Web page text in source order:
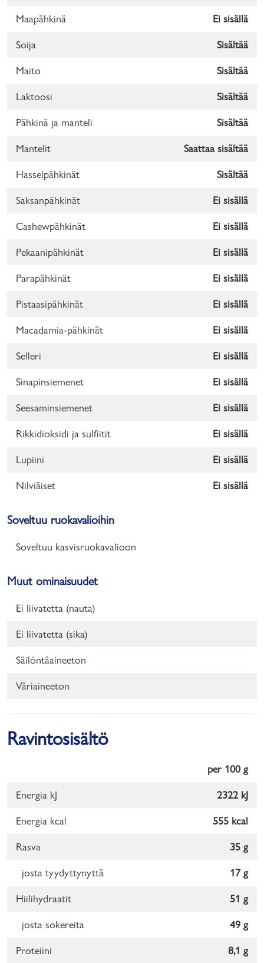
Maapähkinä Ei sisällä
Soija Sisältää
Maito Sisältää
Laktoosi Sisältää
Pähkinä ja manteli Sisältää
Mantelit Saattaa sisältää
Hasselpähkinät Sisältää
Saksanpähkinät Ei sisällä
Cashewpähkinät Ei sisällä
Pekaanipähkinät Ei sisällä
Parapähkinät Ei sisällä
Pistaasipähkinät Ei sisällä
Macadamia-pähkinät Ei sisällä
Selleri Ei sisällä
Sinapinsiemenet Ei sisällä
Seesaminsiemenet Ei sisällä
Rikkidioksidi ja sulfiitit Ei sisällä
Lupiini Ei sisällä
Nilviäiset Ei sisällä
Soveltuu ruokavalioihin
Soveltuu kasvisruokavalioon
Muut ominaisuudet
Ei liivatetta (nauta)
Ei liivatetta (sika)
Säilöntäaineeton
Väriaineeton
Ravintosisältö
per 100 g
Energia kJ 2322 kJ
Energia kcal 555 kcal
Rasva 35 g
josta tyydyttynyttä 17 g
Hiilihydraatit 51 g
josta sokereita 49 g
Proteiini 8,1 g